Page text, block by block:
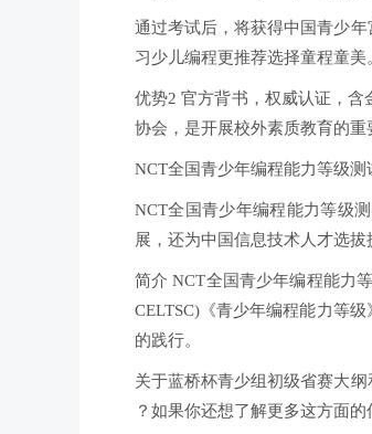
通过考试后，将获得中国青少
习少儿编程更推荐选择童程童美
优势2 官方背书，权威认证，
协会，是开展校外素质教育的重
NCT全国青少年编程能力等级
NCT全国青少年编程能力等级
展，还为中国信息技术人才选
简介 NCT全国青少年编程能力
CELTSC)《青少年编程能力等
的践行。
关于蓝桥杯青少组初级省赛大
？如果你还想了解更多这方面